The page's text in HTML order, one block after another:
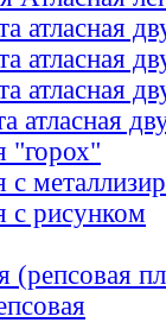
атласная
атласная
атласная
атласная
"горох"
с
с рисунком
(репсовая